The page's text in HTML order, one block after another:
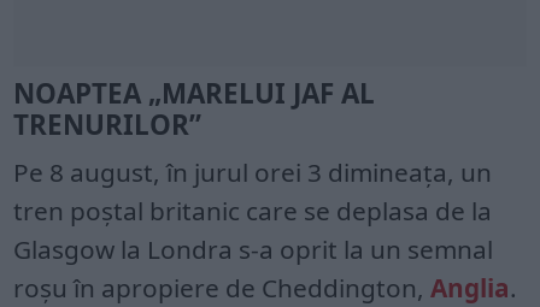
NOAPTEA „MARELUI JAF AL
TRENURILOR”
Pe 8 august, în jurul orei 3 dimineața, un
tren poștal britanic care se deplasa de la
Glasgow la Londra s-a oprit la un semnal
roșu în apropiere de Cheddington,Anglia.